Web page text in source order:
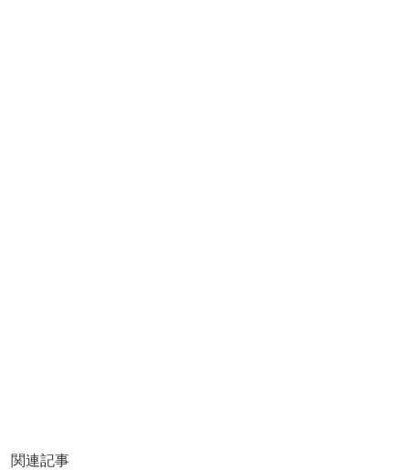
関連記事